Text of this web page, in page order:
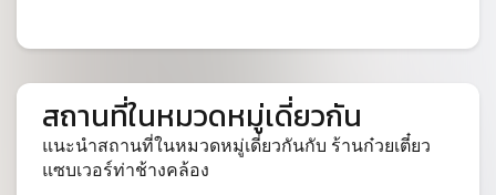
สถานที่ในหมวดหมู่เดี่ยวกัน
แนะนำสถานที่ในหมวดหมู่เดี่ยวกันกับ ร้านก๋วยเตี๋ยว
แซบเวอร์ท่าช้างคล้อง